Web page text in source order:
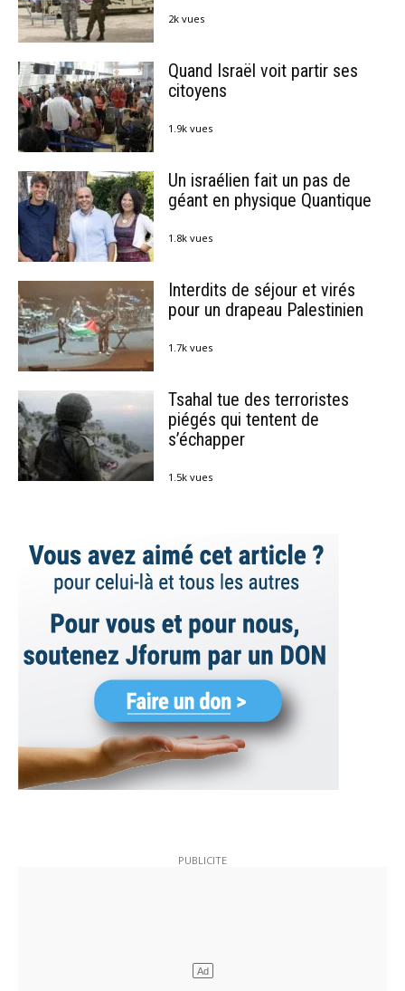
2k vues
Quand Israël voit partir ses
citoyens
1.9k vues
Un israélien fait un pas de
géant en physique Quantique
1.8k vues
Interdits de séjour et virés
pour un drapeau Palestinien
1.7k vues
Tsahal tue des terroristes
piégés qui tentent de
s’échapper
1.5k vues